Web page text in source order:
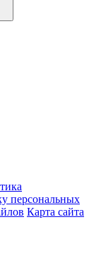
персональных
Карта сайта